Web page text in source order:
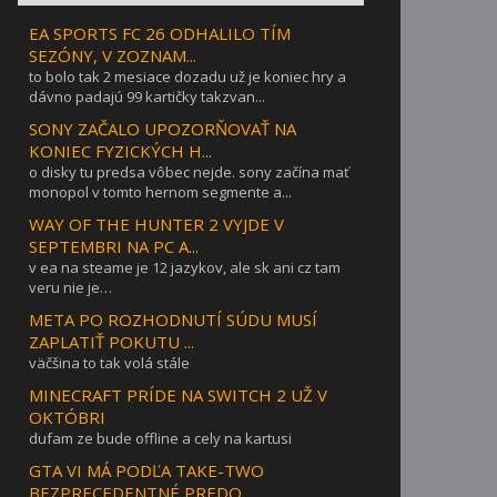
EA SPORTS FC 26 ODHALILO TÍM
SEZÓNY, V ZOZNAM...
to bolo tak 2 mesiace dozadu už je koniec hry a
dávno padajú 99 kartičky takzvan...
SONY ZAČALO UPOZORŇOVAŤ NA
KONIEC FYZICKÝCH H...
o disky tu predsa vôbec nejde. sony začína mať
monopol v tomto hernom segmente a...
WAY OF THE HUNTER 2 VYJDE V
SEPTEMBRI NA PC A...
v ea na steame je 12 jazykov, ale sk ani cz tam
veru nie je…
META PO ROZHODNUTÍ SÚDU MUSÍ
ZAPLATIŤ POKUTU ...
väčšina to tak volá stále
MINECRAFT PRÍDE NA SWITCH 2 UŽ V
OKTÓBRI
dufam ze bude offline a cely na kartusi
GTA VI MÁ PODĽA TAKE-TWO